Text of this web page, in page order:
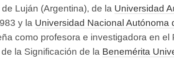
Luján (Argentina), de la Universidad
y la Universidad Nacional Autónoma
como profesora e investigadora en el
la Significación de la Benemérita